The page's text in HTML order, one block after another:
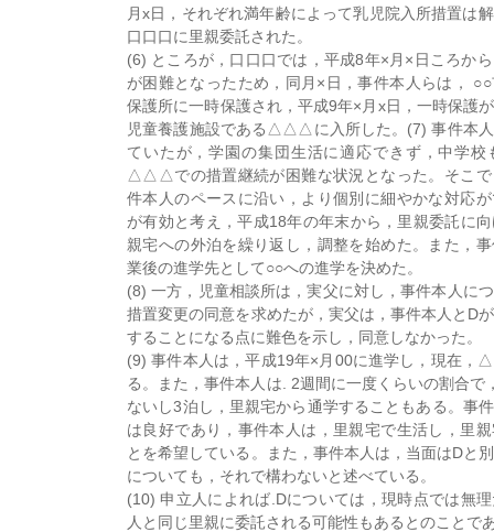
月x日，それぞれ満年齢によって乳児院入所措置は
口口口に里親委託された。
(6) ところが，口口口では，平成8年×月×日ころか
が困難となったため，同月×日，事件本人らは，
保護所に一時保護され，平成9年×月x日，一時保護
児童養護施設である△△△に入所した。(7) 事件本
ていたが，学園の集団生活に適応できず，中学校
△△△での措置継続が困難な状況となった。そこで
件本人のペースに沿い，より個別に細やかな対応
が有効と考え，平成18年の年末から，里親委託に
親宅への外泊を繰り返し，調整を始めた。また，
業後の進学先として○○への進学を決めた。
(8) 一方，児童相談所は，実父に対し，事件本人に
措置変更の同意を求めたが，実父は，事件本人とD
することになる点に難色を示し，同意しなかった。
(9) 事件本人は，平成19年×月00に進学し，現在
る。また，事件本人は. 2週間に一度くらいの割合で
ないし3泊し，里親宅から通学することもある。事
は良好であり，事件本人は，里親宅で生活し，里
とを希望している。また，事件本人は，当面はDと
についても，それで構わないと述べている。
(10) 申立人によれば.Dについては，現時点では無
人と同じ里親に委託される可能性もあるとのことで